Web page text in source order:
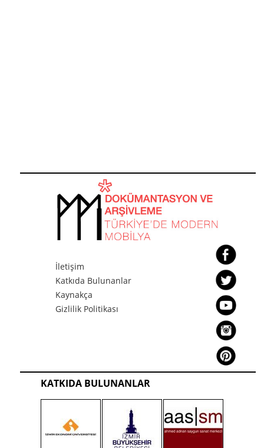
İletişim
Katkıda Bulunanlar
Kaynakça
Gizlilik Politikası
KATKIDA BULUNANLAR